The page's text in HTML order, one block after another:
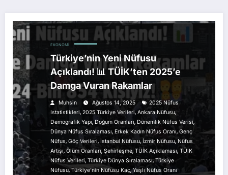
EKONOMI
Türkiye’nin Yeni Nüfusu
Açıklandı! 📊 TÜİK’ten 2025’e
Damga Vuran Rakamlar
Muhsin Ağustos 14, 2025
2025 Nüfus
Istatistikleri, 2025 Türkiye Verileri, Ankara Nüfusu,
Demografik Yapı, Doğum Oranları, Dönemlik Nüfus Verisi,
Dünya Nüfus Sıralaması, Erkek Kadın Nüfus Oranı, Genç
Nüfus, Göç Verileri, İstanbul Nüfusu, İzmir Nüfusu, Nüfus
Artışı, Ölüm Oranları, Şehirleşme, TÜİK Açıklaması, TÜİK
Nüfus Verileri, Türkiye Dünya Sıralaması,Türkiye
Nüfusu,Türkiye’nin Nüfusu Kaç,Yaşlı Nüfus Oranı